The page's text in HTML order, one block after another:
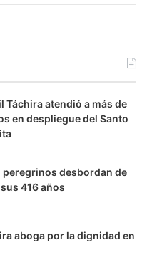
Táchira atendió a más de
en despliegue del Santo
peregrinos desbordan de
416 años
aboga por la dignidad en